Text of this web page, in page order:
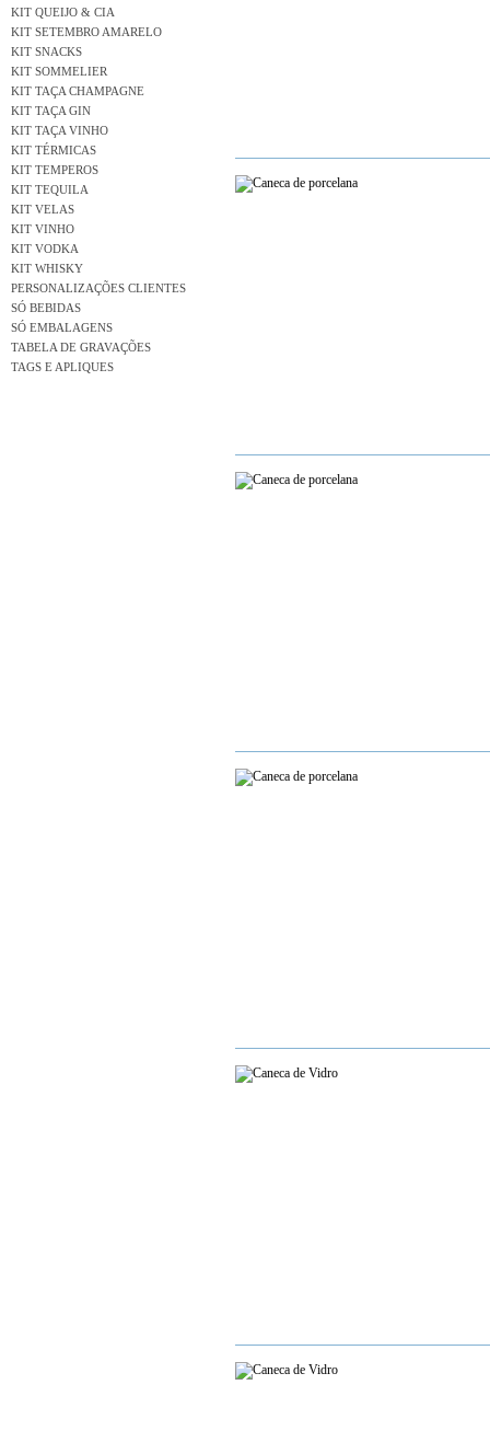
KIT QUEIJO & CIA
KIT SETEMBRO AMARELO
KIT SNACKS
KIT SOMMELIER
KIT TAÇA CHAMPAGNE
KIT TAÇA GIN
KIT TAÇA VINHO
KIT TÉRMICAS
KIT TEMPEROS
KIT TEQUILA
KIT VELAS
KIT VINHO
KIT VODKA
KIT WHISKY
PERSONALIZAÇÕES CLIENTES
SÓ BEBIDAS
SÓ EMBALAGENS
TABELA DE GRAVAÇÕES
TAGS E APLIQUES